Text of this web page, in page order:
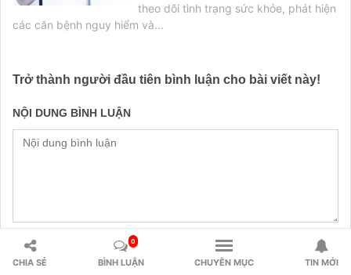
theo dõi tình trạng sức khỏe, phát hiện
các căn bệnh nguy hiểm và...
Trở thành người đầu tiên bình luận cho bài viết này!
NỘI DUNG BÌNH LUẬN
CHIA SẺ
0
BÌNH LUẬN CHUYÊN MỤC TIN MỚI